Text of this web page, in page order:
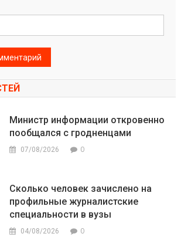
Министр информации откровенно
пообщался с гродненцами
07/08/2026 0
Сколько человек зачислено на
профильные журналистские
специальности в вузы
04/08/2026 0